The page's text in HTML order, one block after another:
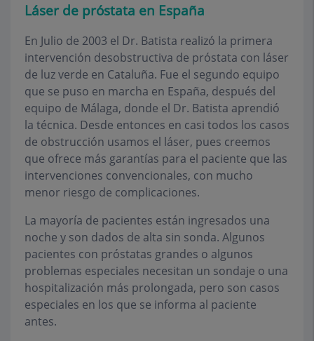
Láser de próstata en España
En Julio de 2003 el Dr. Batista realizó la primera
intervención desobstructiva de próstata con láser
de luz verde en Cataluña. Fue el segundo equipo
que se puso en marcha en España, después del
equipo de Málaga, donde el Dr. Batista aprendió
la técnica. Desde entonces en casi todos los casos
de obstrucción usamos el láser, pues creemos
que ofrece más garantías para el paciente que las
intervenciones convencionales, con mucho
menor riesgo de complicaciones.
La mayoría de pacientes están ingresados una
noche y son dados de alta sin sonda. Algunos
pacientes con próstatas grandes o algunos
problemas especiales necesitan un sondaje o una
hospitalización más prolongada, pero son casos
especiales en los que se informa al paciente
antes.